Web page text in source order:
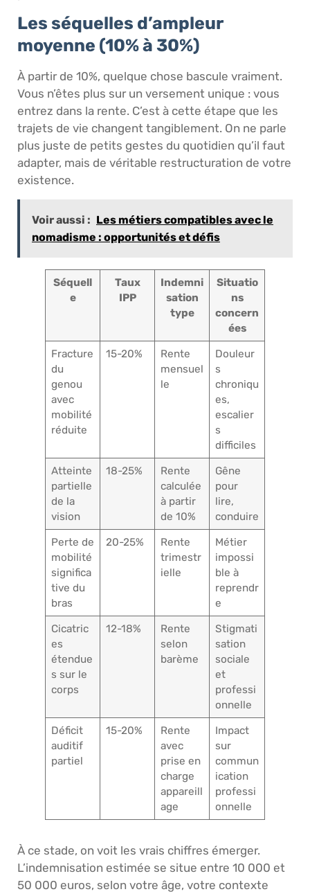
Les séquelles d’ampleur
moyenne (10% à 30%)
À partir de 10%, quelque chose bascule vraiment.
Vous n’êtes plus sur un versement unique : vous
entrez dans la rente. C’est à cette étape que les
trajets de vie changent tangiblement. On ne parle
plus juste de petits gestes du quotidien qu’il faut
adapter, mais de véritable restructuration de votre
existence.
Voir aussi : Les métiers compatibles avec le
nomadisme : opportunités et défis
Séquell
e
Taux
IPP
Indemni
sation
type
Situatio
ns
concern
ées
Fracture
du
genou
avec
mobilité
réduite
15-20%
Rente
mensuel
le
Douleur
s
chroniqu
es,
escalier
s
difficiles
Atteinte
partielle
de la
vision
18-25%
Rente
calculée
à partir
de 10%
Gêne
pour
lire,
conduire
Perte de
mobilité
significa
tive du
bras
20-25%
Rente
trimestr
ielle
Métier
impossi
ble à
reprendr
e
Cicatric
es
étendue
s sur le
corps
12-18%
Rente
selon
barème
Stigmati
sation
sociale
et
professi
onnelle
Déficit
auditif
partiel
15-20%
Rente
avec
prise en
charge
appareill
age
Impact
sur
commun
ication
professi
onnelle
À ce stade, on voit les vrais chiffres émerger.
L’indemnisation estimée se situe entre 10 000 et
50 000 euros, selon votre âge, votre contexte